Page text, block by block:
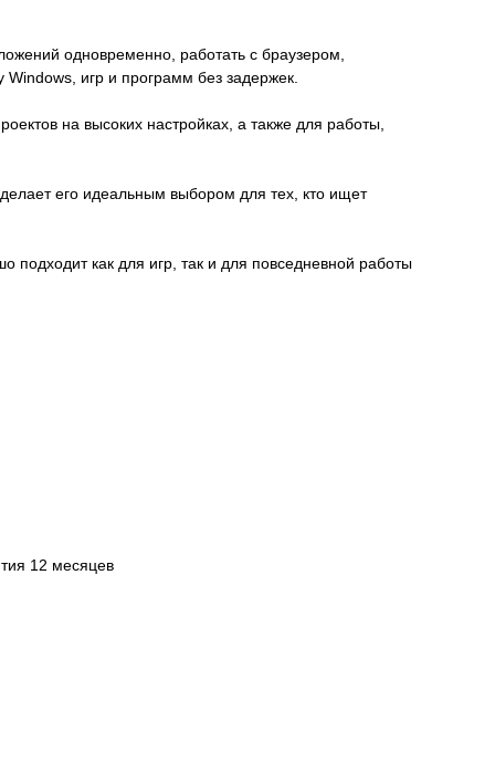
одновременно, работать с браузером,
игр и программ без задержек.
на высоких настройках, а также для работы,
его идеальным выбором для тех, кто ищет
подходит как для игр, так и для повседневной работы
12 месяцев